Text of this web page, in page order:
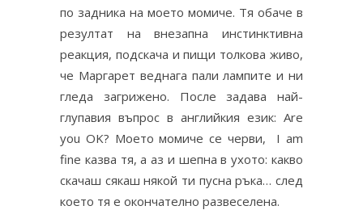
по задника на моето момиче. Тя обаче в
резултат на внезапна инстинктивна
реакция, подскача и пищи толкова живо,
че Маргарет веднага пали лампите и ни
гледа загрижено. После задава най-
глупавия въпрос в английкия език: Are
you OK? Моето момиче се черви, I am
fine казва тя, а аз и шепна в ухото: какво
скачаш сякаш някой ти пусна ръка… след
което тя е окончателно развеселена.